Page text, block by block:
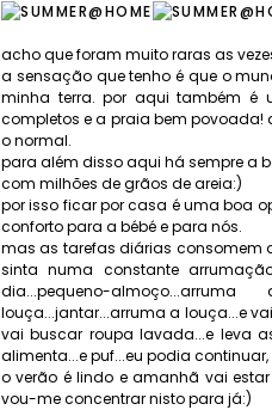
acho que foram muito raras as
a sensação que tenho é que o
minha terra. por aqui também é
completos e a praia bem povoada!
o normal.
para além disso aqui há sempre a
com milhões de grãos de areia:)
por isso ficar por casa é uma boa
conforto para a bébé e para nós.
mas as tarefas diárias consomem
sinta numa constante
dia...pequeno-
louça...jantar...arruma a louça...e
vai buscar roupa lavada...e leva
alimenta...e puf...eu podia
o verão é lindo e amanhã vai
vou-me concentrar nisto para já:)